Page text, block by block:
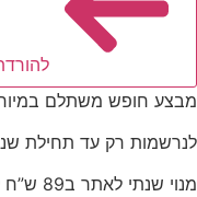
מבצע חופש משתלם
לנרשמות רק עד תחילת
מנוי שנתי לאתר ב89 ש”ח לחודש במקום 109